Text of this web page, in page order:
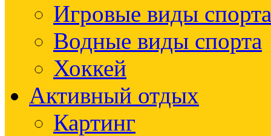
Игровые виды спорта
Водные виды спорта
Хоккей
Активный отдых
Картинг